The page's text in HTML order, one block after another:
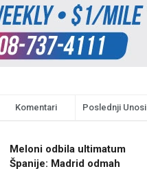
Komentari Poslednji Unosi
Meloni odbila ultimatum
Španije: Madrid odmah